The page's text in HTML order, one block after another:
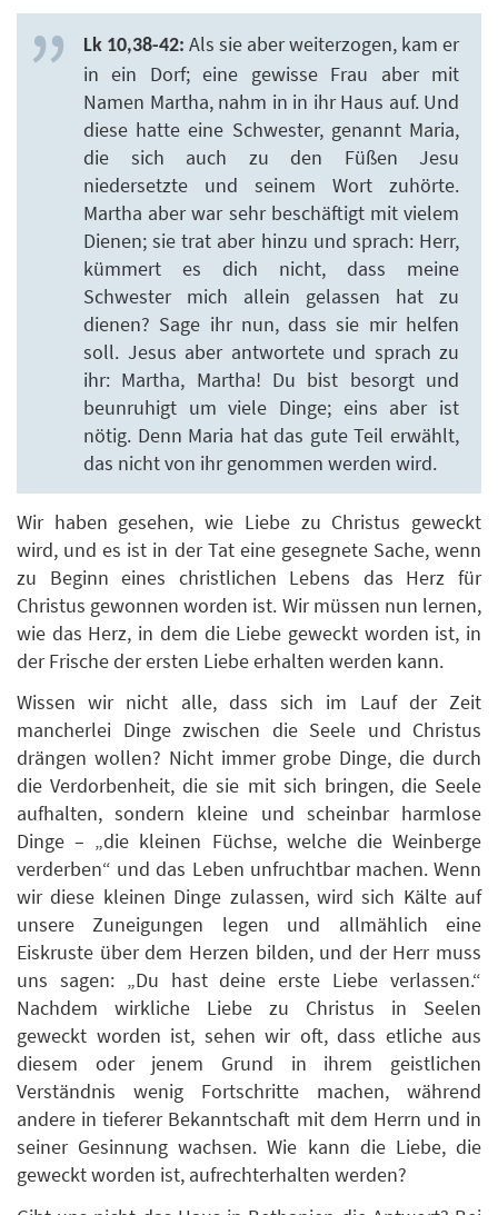
Lk 10,38-42: Als sie aber weiterzogen, kam er
in ein Dorf; eine gewisse Frau aber mit
Namen Martha, nahm in in ihr Haus auf. Und
diese hatte eine Schwester, genannt Maria,
die sich auch zu den Füßen Jesu
niedersetzte und seinem Wort zuhörte.
Martha aber war sehr beschäftigt mit vielem
Dienen; sie trat aber hinzu und sprach: Herr,
kümmert es dich nicht, dass meine
Schwester mich allein gelassen hat zu
dienen? Sage ihr nun, dass sie mir helfen
soll. Jesus aber antwortete und sprach zu
ihr: Martha, Martha! Du bist besorgt und
beunruhigt um viele Dinge; eins aber ist
nötig. Denn Maria hat das gute Teil erwählt,
das nicht von ihr genommen werden wird.
Wir haben gesehen, wie Liebe zu Christus geweckt
wird, und es ist in der Tat eine gesegnete Sache, wenn
zu Beginn eines christlichen Lebens das Herz für
Christus gewonnen worden ist. Wir müssen nun lernen,
wie das Herz, in dem die Liebe geweckt worden ist, in
der Frische der ersten Liebe erhalten werden kann.
Wissen wir nicht alle, dass sich im Lauf der Zeit
mancherlei Dinge zwischen die Seele und Christus
drängen wollen? Nicht immer grobe Dinge, die durch
die Verdorbenheit, die sie mit sich bringen, die Seele
aufhalten, sondern kleine und scheinbar harmlose
Dinge – „die kleinen Füchse, welche die Weinberge
verderben“ und das Leben unfruchtbar machen. Wenn
wir diese kleinen Dinge zulassen, wird sich Kälte auf
unsere Zuneigungen legen und allmählich eine
Eiskruste über dem Herzen bilden, und der Herr muss
uns sagen: „Du hast deine erste Liebe verlassen.“
Nachdem wirkliche Liebe zu Christus in Seelen
geweckt worden ist, sehen wir oft, dass etliche aus
diesem oder jenem Grund in ihrem geistlichen
Verständnis wenig Fortschritte machen, während
andere in tieferer Bekanntschaft mit dem Herrn und in
seiner Gesinnung wachsen. Wie kann die Liebe, die
geweckt worden ist, aufrechterhalten werden?